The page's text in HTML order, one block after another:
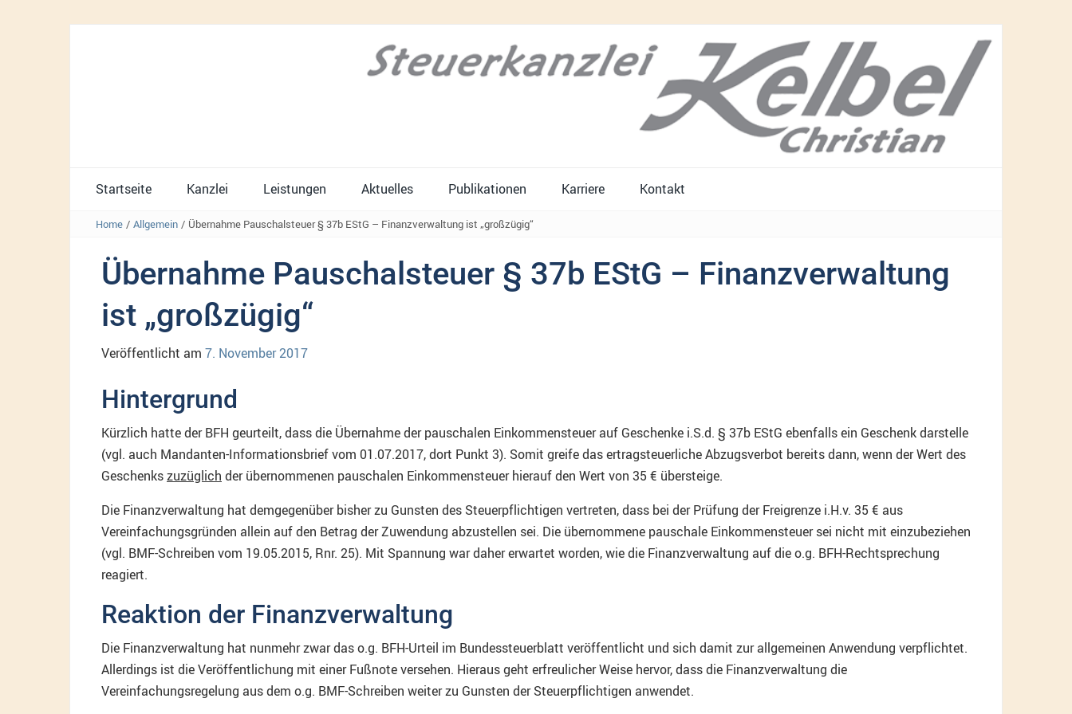
Startseite Kanzlei Leistungen Aktuelles Publikationen Karriere Kontakt
Home / Allgemein / Übernahme Pauschalsteuer § 37b EStG – Finanzverwaltung ist „großzügig“
Übernahme Pauschalsteuer § 37b EStG – Finanzverwaltung
ist „großzügig“
Veröffentlicht am 7. November 2017
Hintergrund
Kürzlich hatte der BFH geurteilt, dass die Übernahme der pauschalen Einkommensteuer auf Geschenke i.S.d. § 37b EStG ebenfalls ein Geschenk darstelle
(vgl. auch Mandanten-Informationsbrief vom 01.07.2017, dort Punkt 3). Somit greife das ertragsteuerliche Abzugsverbot bereits dann, wenn der Wert des
Geschenkszuzüglich der übernommenen pauschalen Einkommensteuer hierauf den Wert von 35 € übersteige.
Die Finanzverwaltung hat demgegenüber bisher zu Gunsten des Steuerpflichtigen vertreten, dass bei der Prüfung der Freigrenze i.H.v. 35 € aus
Vereinfachungsgründen allein auf den Betrag der Zuwendung abzustellen sei. Die übernommene pauschale Einkommensteuer sei nicht mit einzubeziehen
(vgl. BMF-Schreiben vom 19.05.2015, Rnr. 25). Mit Spannung war daher erwartet worden, wie die Finanzverwaltung auf die o.g. BFH-Rechtsprechung
reagiert.
Reaktion der Finanzverwaltung
Die Finanzverwaltung hat nunmehr zwar das o.g. BFH-Urteil im Bundessteuerblatt veröffentlicht und sich damit zur allgemeinen Anwendung verpflichtet.
Allerdings ist die Veröffentlichung mit einer Fußnote versehen. Hieraus geht erfreulicher Weise hervor, dass die Finanzverwaltung die
Vereinfachungsregelung aus dem o.g. BMF-Schreiben weiter zu Gunsten der Steuerpflichtigen anwendet.